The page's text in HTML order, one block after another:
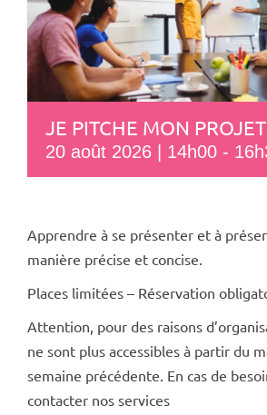
JE PITCHE MON
20 août 2026 | 14h00 -
Apprendre à se présenter et à
manière précise et concise.
Places limitées – Réservation
Attention, pour des raisons
ne sont plus accessibles à partir du
semaine précédente. En cas de
contacter nos services